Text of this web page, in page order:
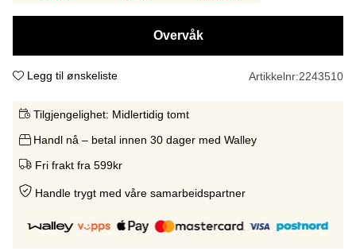
Overvåk
Legg til ønskeliste Artikkelnr:2243510
Tilgjengelighet: Midlertidig tomt
Handl nå – betal innen 30 dager med Walley
Fri frakt fra 599kr
Handle trygt med våre samarbeidspartner